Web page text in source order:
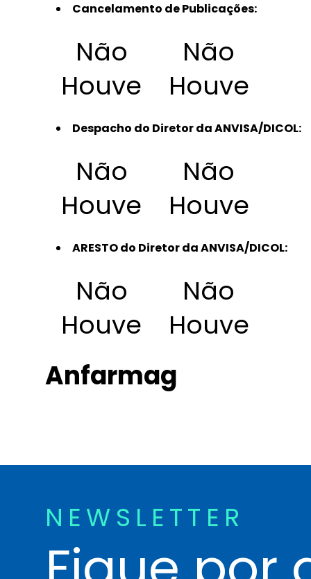
Cancelamento de Publicações:
Não
Houve
Não
Houve
Despacho do Diretor da ANVISA/DICOL:
Não
Houve
Não
Houve
ARESTO do Diretor da ANVISA/DICOL:
Não
Houve
Não
Houve
Anfarmag
NEWSLETTER